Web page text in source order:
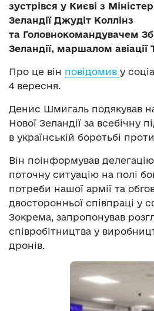
зустрівся у Києві з
Зеландії Джудіт Коллінз
та Головнокомандувачем
Зеландії, маршалом авіації
Про це він повідомив у
4 вересня.
Денис Шмигаль подякував
Нової Зеландії за всебічну
в українській боротьбі
Він поінформував
поточну ситуацію на полі
потреби нашої армії та
двосторонньої співпраці у
Зокрема, запропонував
співробітництва у
дронів.